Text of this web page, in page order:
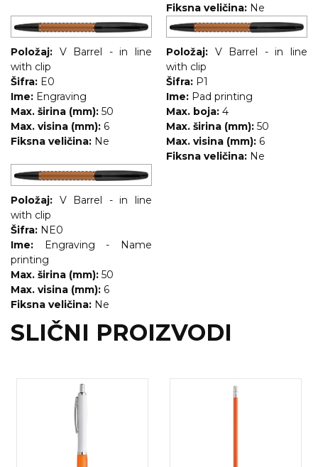
Fiksna veličina: Ne
Položaj: V Barrel - in line
with clip
Šifra: E0
Ime: Engraving
Max. širina (mm): 50
Max. visina (mm): 6
Fiksna veličina: Ne
Položaj: V Barrel - in line
with clip
Šifra: P1
Ime: Pad printing
Max. boja: 4
Max. širina (mm): 50
Max. visina (mm): 6
Fiksna veličina: Ne
Položaj: V Barrel - in line
with clip
Šifra: NE0
Ime:
Engraving - Name
printing
Max. širina (mm): 50
Max. visina (mm): 6
Fiksna veličina: Ne
SLIČNI PROIZVODI